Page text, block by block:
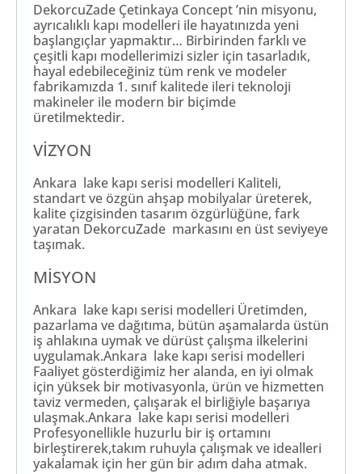
DekorcuZade Çetinkaya Concept ’nin misyonu,
ayrıcalıklı kapı modelleri ile hayatınızda yeni
başlangıçlar yapmaktır… Birbirinden farklı ve
çeşitli kapı modellerimizi sizler için tasarladık,
hayal edebileceğiniz tüm renk ve modeler
fabrikamızda 1. sınıf kalitede ileri teknoloji
makineler ile modern bir biçimde
üretilmektedir.
VİZYON
Ankara lake kapı serisi modelleri Kaliteli,
standart ve özgün ahşap mobilyalar üreterek,
kalite çizgisinden tasarım özgürlüğüne, fark
yaratan DekorcuZade markasını en üst seviyeye
taşımak.
MİSYON
Ankara lake kapı serisi modelleri Üretimden,
pazarlama ve dağıtıma, bütün aşamalarda üstün
iş ahlakına uymak ve dürüst çalışma ilkelerini
uygulamak.Ankara lake kapı serisi modelleri
Faaliyet gösterdiğimiz her alanda, en iyi olmak
için yüksek bir motivasyonla, ürün ve hizmetten
taviz vermeden, çalışarak el birliğiyle başarıya
ulaşmak.Ankara lake kapı serisi modelleri
Profesyonellikle huzurlu bir iş ortamını
birleştirerek,takım ruhuyla çalışmak ve idealleri
yakalamak için her gün bir adım daha atmak.